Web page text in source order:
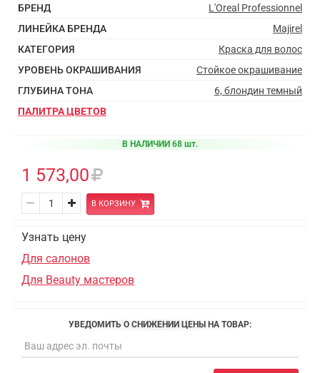
БРЕНД
L'Oreal Professionnel
ЛИНЕЙКА БРЕНДА
Majirel
КАТЕГОРИЯ
Краска для волос
УРОВЕНЬ ОКРАШИВАНИЯ
Стойкое окрашивание
ГЛУБИНА ТОНА
6, блондин темный
ПАЛИТРА ЦВЕТОВ
В НАЛИЧИИ 68 шт.
1 573,00
В КОРЗИНУ
Узнать цену
Для салонов
Для Beauty мастеров
УВЕДОМИТЬ О СНИЖЕНИИ ЦЕНЫ НА ТОВАР: